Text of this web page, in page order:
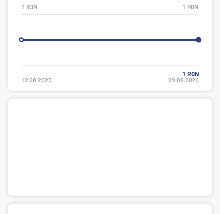
1 RON 1 RON
1 RON
12.08.2025
09.08.2026